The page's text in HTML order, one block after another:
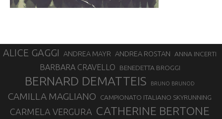
ALICE GAGGI ANDREA MAYR ANDREA ROSTAN ANNA INCERTI
BARBARA CRAVELLO BENEDETTA BROGGI
BERNARD DEMATTEIS BRUNO BRUNOD
CAMILLA MAGLIANO CAMPIONATO ITALIANO SKYRUNNING
CARMELA VERGURA CATHERINE BERTONE